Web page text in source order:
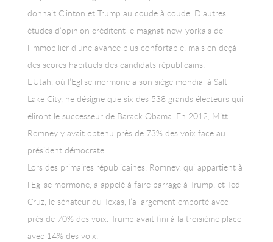
donnait Clinton et Trump au coude à coude. D’autres
études d’opinion créditent le magnat new-yorkais de
l’immobilier d’une avance plus confortable, mais en deçà
des scores habituels des candidats républicains.
L’Utah, où l’Eglise mormone a son siège mondial à Salt
Lake City, ne désigne que six des 538 grands électeurs qui
éliront le successeur de Barack Obama. En 2012, Mitt
Romney y avait obtenu près de 73% des voix face au
président démocrate.
Lors des primaires républicaines, Romney, qui appartient à
l’Eglise mormone, a appelé à faire barrage à Trump, et Ted
Cruz, le sénateur du Texas, l’a largement emporté avec
près de 70% des voix. Trump avait fini à la troisième place
avec 14% des voix.